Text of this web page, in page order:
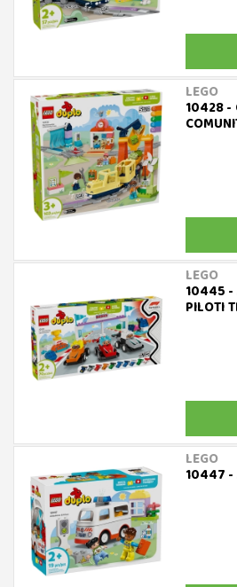
LEGO
10428 -
LEGO
10445 -
PILOTI
LEGO
10447 -